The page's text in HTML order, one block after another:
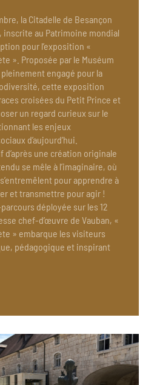
la Citadelle de Besançon
inscrite au Patrimoine mondial
pour l’exposition «
». Proposée par le Muséum
engagé pour la
cette exposition
croisées du Petit Prince et
un regard curieux sur le
les enjeux
d’aujourd’hui.
d’après une création originale
se mêle à l’imaginaire, où
pour apprendre à
et transmettre pour agir !
déployée sur les 12
chef-d’œuvre de Vauban, «
» embarque les visiteurs
pédagogique et inspirant